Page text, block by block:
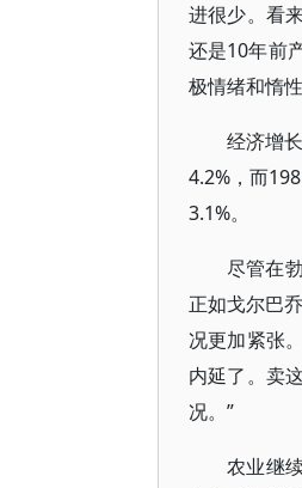
进很少。看
还是10年前
极情绪和惰
经济增
4.2%，而
3.1%。
尽管在
正如戈尔巴
况更加紧张
内延了。卖
况。”
农业继